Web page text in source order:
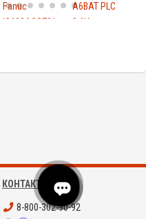
Fanuc
IC698ACC701
A6BAT PLC
3.6V
КОНТАКТЫ
8-800-302-90-92